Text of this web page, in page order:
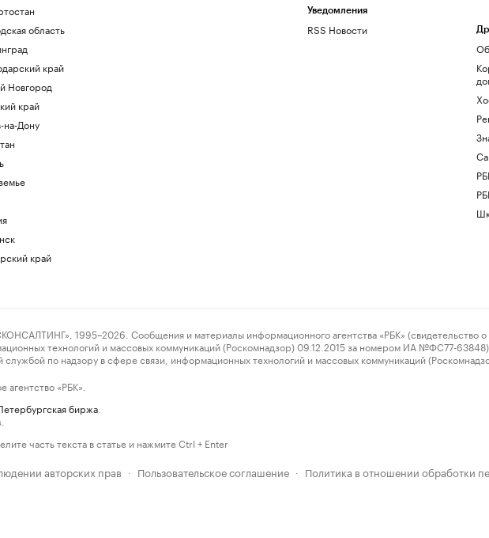
область
край
Новгород
край
на-Дону
край
Уведомления
RSS Новости
1995–2026. Сообщения и материалы информационного агентства «РБК» (свидетельство о
технологий и массовых коммуникаций (Роскомнадзор) 09.12.2015 за номером ИА №ФС77-63848)
по надзору в сфере связи, информационных технологий и массовых коммуникаций
«РБК».
биржа
часть текста в статье и нажмите Ctrl + Enter
авторских прав · Пользовательское соглашение · Политика в отношении обработки